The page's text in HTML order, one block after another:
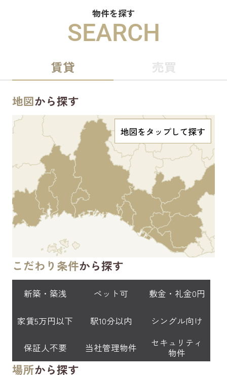
物件を探す
SEARCH
賃貸 売買
地図から探す
こだわり条件から探す
新築・築浅 ペット可 敷金・礼金0円
家賃5万円以下 駅10分以内 シングル向け
保証人不要 当社管理物件
セキュリティ
物件
場所から探す